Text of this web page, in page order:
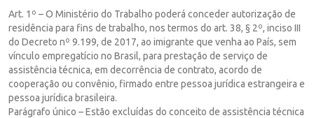
Art. 1º – O Ministério do Trabalho poderá conceder autorização de
residência para fins de trabalho, nos termos do art. 38, § 2º, inciso III
do Decreto nº 9.199, de 2017, ao imigrante que venha ao País, sem
vínculo empregatício no Brasil, para prestação de serviço de
assistência técnica, em decorrência de contrato, acordo de
cooperação ou convênio, firmado entre pessoa jurídica estrangeira e
pessoa jurídica brasileira.
Parágrafo único – Estão excluídas do conceito de assistência técnica